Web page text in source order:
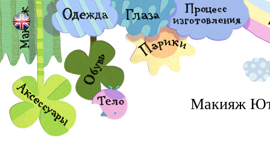
Макияж